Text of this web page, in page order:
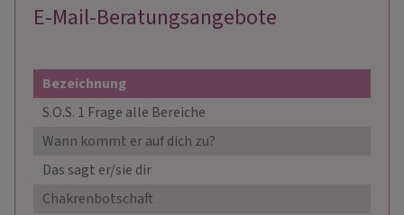
E-Mail-Beratungsangebote
Bezeichnung
S.O.S. 1 Frage alle Bereiche
Wann kommt er auf dich zu?
Das sagt er/sie dir
Chakrenbotschaft